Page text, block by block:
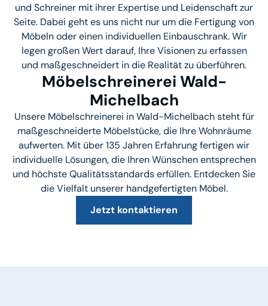
und Schreiner mit ihrer Expertise und Leidenschaft zur
Seite. Dabei geht es uns nicht nur um die Fertigung von
Möbeln oder einen individuellen Einbauschrank. Wir
legen großen Wert darauf, Ihre Visionen zu erfassen
und maßgeschneidert in die Realität zu überführen.
Möbelschreinerei Wald-
Michelbach
Unsere Möbelschreinerei in Wald-Michelbach steht für
maßgeschneiderte Möbelstücke, die Ihre Wohnräume
aufwerten. Mit über 135 Jahren Erfahrung fertigen wir
individuelle Lösungen, die Ihren Wünschen entsprechen
und höchste Qualitätsstandards erfüllen. Entdecken Sie
die Vielfalt unserer handgefertigten Möbel.
Jetzt kontaktieren